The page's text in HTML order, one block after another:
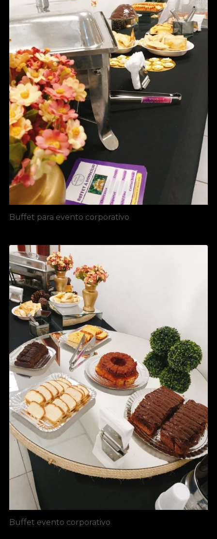
Buffet para evento corporativo
Buffet evento corporativo